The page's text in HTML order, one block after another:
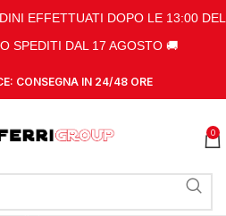
EFFETTUATI DOPO LE 13:00 DEL
SPEDITI DAL 17 AGOSTO 🚚
CONSEGNA IN 24/48 ORE
0